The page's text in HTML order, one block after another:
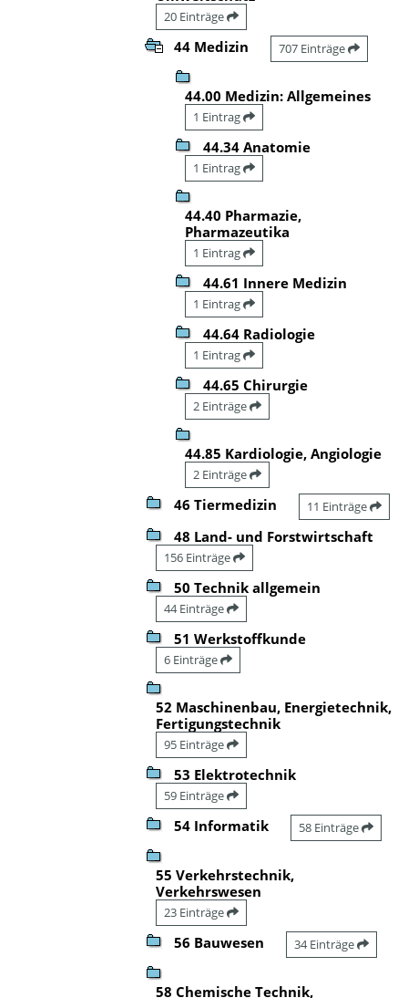
20 Einträge
44 Medizin 707 Einträge
44.00 Medizin: Allgemeines
1 Eintrag
44.34 Anatomie
1 Eintrag
44.40 Pharmazie,
Pharmazeutika
1 Eintrag
44.61 Innere Medizin
1 Eintrag
44.64 Radiologie
1 Eintrag
44.65 Chirurgie
2 Einträge
44.85 Kardiologie, Angiologie
2 Einträge
46 Tiermedizin 11 Einträge
48 Land- und Forstwirtschaft
156 Einträge
50 Technik allgemein
44 Einträge
51 Werkstoffkunde
6 Einträge
52 Maschinenbau, Energietechnik,
Fertigungstechnik
95 Einträge
53 Elektrotechnik
59 Einträge
54 Informatik 58 Einträge
55 Verkehrstechnik,
Verkehrswesen
23 Einträge
56 Bauwesen 34 Einträge
58 Chemische Technik,